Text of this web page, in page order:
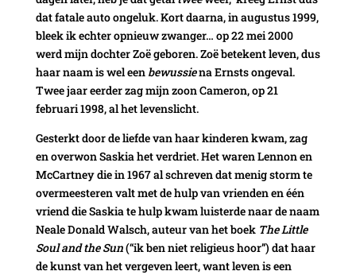
dat fatale auto ongeluk. Kort daarna, in augustus 1999,
bleek ik echter opnieuw zwanger… op 22 mei 2000
werd mijn dochter Zoë geboren. Zoë betekent leven, dus
haar naam is wel een bewussiena Ernsts ongeval.
Twee jaar eerder zag mijn zoon Cameron, op 21
februari 1998, al het levenslicht.
Gesterkt door de liefde van haar kinderen kwam, zag
en overwon Saskia het verdriet. Het waren Lennon en
McCartney die in 1967 al schreven dat menig storm te
overmeesteren valt met de hulp van vrienden en één
vriend die Saskia te hulp kwam luisterde naar de naam
Neale Donald Walsch, auteur van het boek The Little
Soul and the Sun(“ik ben niet religieus hoor”) dat haar
de kunst van het vergeven leert, want leven is een